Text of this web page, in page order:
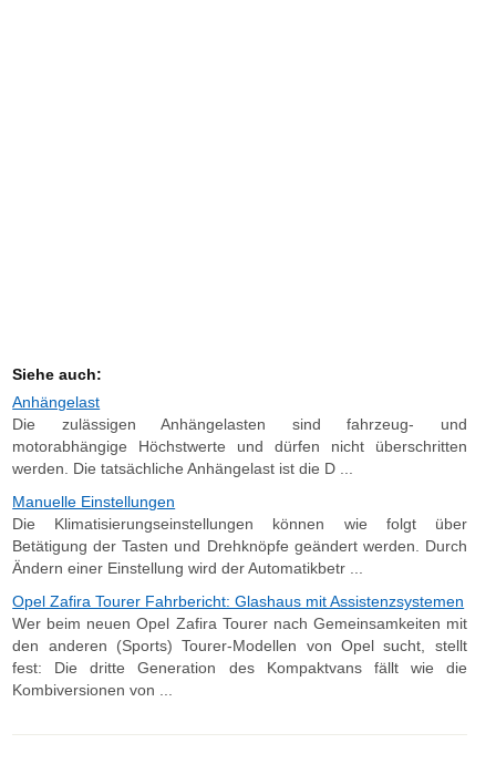
Siehe auch:
Anhängelast
Die zulässigen Anhängelasten sind fahrzeug- und
motorabhängige Höchstwerte und dürfen nicht überschritten
werden. Die tatsächliche Anhängelast ist die D ...
Manuelle Einstellungen
Die Klimatisierungseinstellungen können wie folgt über
Betätigung der Tasten und Drehknöpfe geändert werden. Durch
Ändern einer Einstellung wird der Automatikbetr ...
Opel Zafira Tourer Fahrbericht: Glashaus mit Assistenzsystemen
Wer beim neuen Opel Zafira Tourer nach Gemeinsamkeiten mit
den anderen (Sports) Tourer-Modellen von Opel sucht, stellt
fest: Die dritte Generation des Kompaktvans fällt wie die
Kombiversionen von ...